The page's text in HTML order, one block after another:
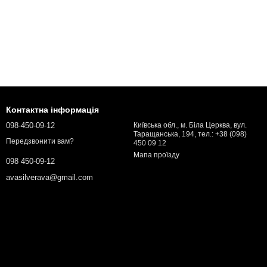
Контактна інформація
098-450-09-12
Передзвонити вам?
098 450-09-12
avasilverava@gmail.com
Київська обл., м. Біла Церква, вул.
Таращанська, 194, тел.: +38 (098)
450 09 12
Мапа проїзду